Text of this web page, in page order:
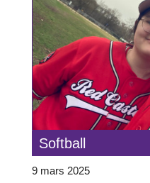
Softball
9 mars 2025